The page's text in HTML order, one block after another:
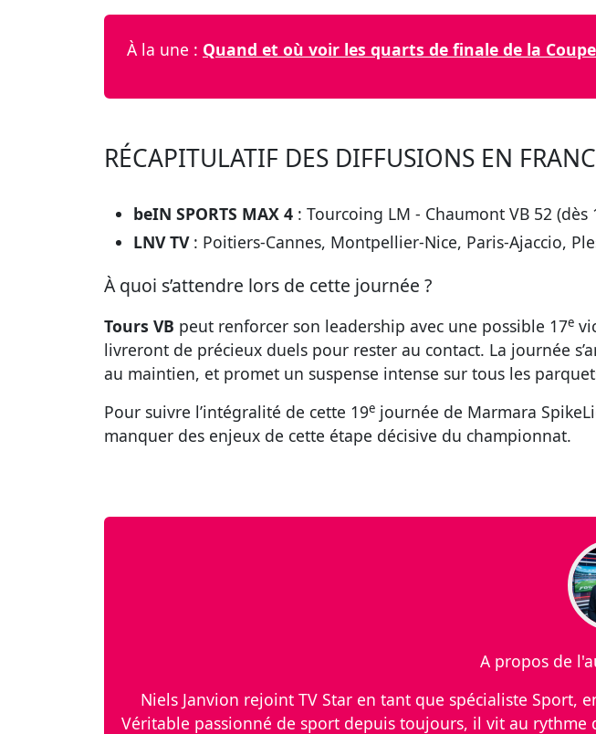
À la une : Quand et où voir les quarts de finale de la
RÉCAPITULATIF DES DIFFUSIONS EN
beIN SPORTS MAX 4 : Tourcoing LM - Chaumont VB 52 (dès
LNV TV: Poitiers-Cannes, Montpellier-Nice, Paris-Ajaccio,
À quoi s’attendre lors de cette journée ?
Tours VB peut renforcer son leadership avec une possible 17e
livreront de précieux duels pour rester au contact. La journée
au maintien, et promet un suspense intense sur tous les
Pour suivre l’intégralité de cette 19e journée de Marmara
manquer des enjeux de cette étape décisive du championnat.
A propos de
Niels Janvion rejoint TV Star en tant que spécialiste Sport,
Véritable passionné de sport depuis toujours, il vit au